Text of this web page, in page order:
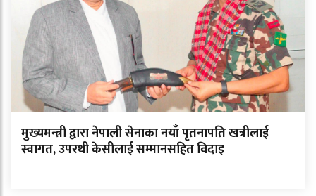
मुख्यमन्त्री द्वारा नेपाली सेनाका नयाँ पृतनापति खत्रीलाई
स्वागत, उपरथी केसीलाई सम्मानसहित विदाइ